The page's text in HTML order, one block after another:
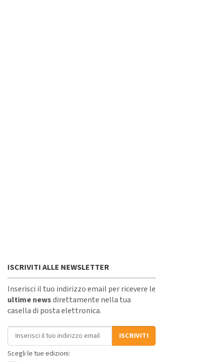
ISCRIVITI ALLE NEWSLETTER
Inserisci il tuo indirizzo email per ricevere le
ultime newsdirettamente nella tua
casella di posta elettronica.
Indirizzo email
ISCRIVITI
Scegli le tue edizioni: